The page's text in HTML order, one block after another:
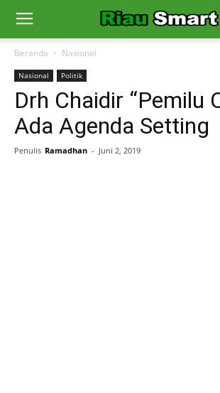
Beranda Nasional
Nasional Politik
Drh Chaidir “Pemilu
Ada Agenda Setting
Penulis Ramadhan - Juni 2, 2019